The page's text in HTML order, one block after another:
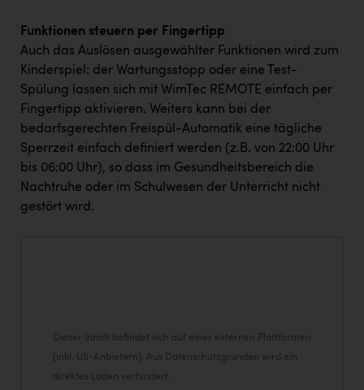
Funktionen steuern per Fingertipp
Auch das Auslösen ausgewählter Funktionen wird zum
Kinderspiel: der Wartungsstopp oder eine Test-
Spülung lassen sich mit WimTec REMOTE einfach per
Fingertipp aktivieren. Weiters kann bei der
bedarfsgerechten Freispül-Automatik eine tägliche
Sperrzeit einfach definiert werden (z.B. von 22:00 Uhr
bis 06:00 Uhr), so dass im Gesundheitsbereich die
Nachtruhe oder im Schulwesen der Unterricht nicht
gestört wird.
Dieser Inhalt befindet sich auf einer externen Plattformen
(inkl. US-Anbietern). Aus Datenschutzgründen wird ein
direktes Laden verhindert.